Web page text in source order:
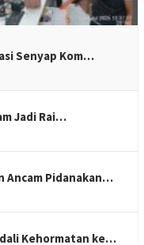
Senyap Kom…
Jadi Rai…
Ancam Pidanakan…
Kehormatan ke…